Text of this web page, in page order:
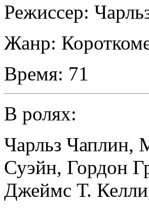
Режиссер:
Жанр:
Время: 71
В ролях:
Чарльз Чаплин,
Суэйн, Гордон
Джеймс Т. Келли